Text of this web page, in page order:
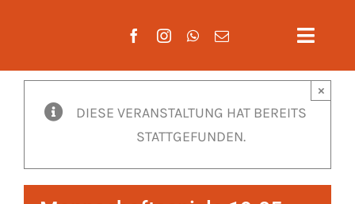
Toggle
Aktuelles
DIESE VERANSTALTUNG HAT BEREITS
STATTGEFUNDEN.
×